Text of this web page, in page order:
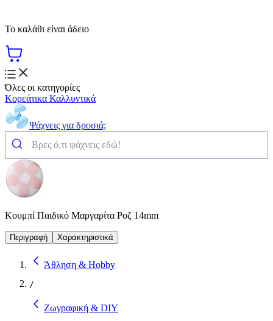
Το καλάθι είναι άδειο
Όλες οι κατηγορίες
Κορεάτικα Καλλυντικά
Ψάχνεις για δροσιά;
Κουμπί Παιδικό Μαργαρίτα Ροζ 14mm
Περιγραφή Χαρακτηριστικά
Άθληση & Hobby
/
Ζωγραφική & DIY